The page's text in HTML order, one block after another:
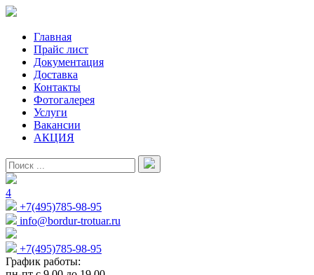
Главная
Прайс лист
Документация
Доставка
Контакты
Фотогалерея
Услуги
Вакансии
АКЦИЯ
4
+7(495)785-98-95
info@bordur-trotuar.ru
+7(495)785-98-95
График работы: